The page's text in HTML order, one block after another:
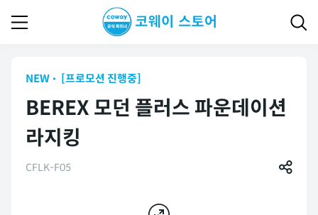
NEW [프로모션 진행중]
BEREX 모던 플러스 파운데이션
라지킹
CFLK-F05